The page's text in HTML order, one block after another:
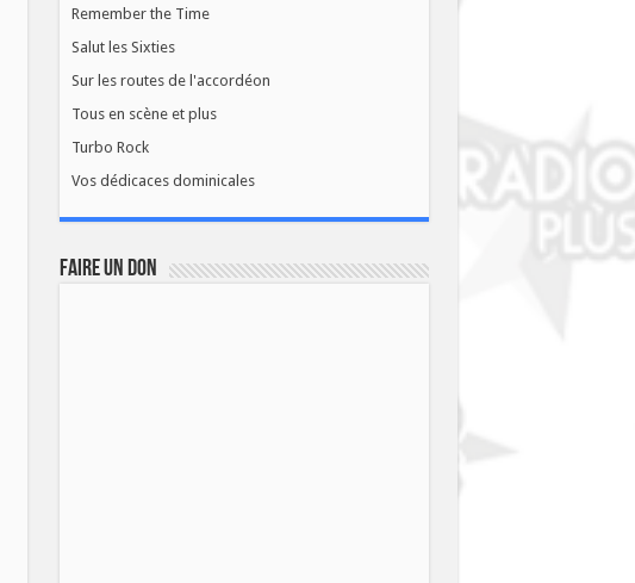
Remember the Time
Salut les Sixties
Sur les routes de l'accordéon
Tous en scène et plus
Turbo Rock
Vos dédicaces dominicales
FAIRE UN DON